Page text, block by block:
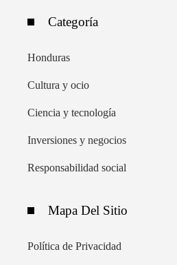
Categoría
Honduras
Cultura y ocio
Ciencia y tecnología
Inversiones y negocios
Responsabilidad social
Mapa Del Sitio
Política de Privacidad